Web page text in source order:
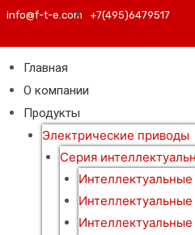
info@f-t-e.com +7(495)6479517
Главная
О компании
Продукты
Электрические приводы
Серия